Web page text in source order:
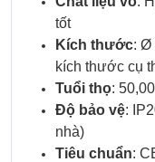
tốt
Kích thước: Ø
kích thước cụ
Tuổi thọ:
Độ bảo vệ:
nhà)
Tiêu chuẩn: